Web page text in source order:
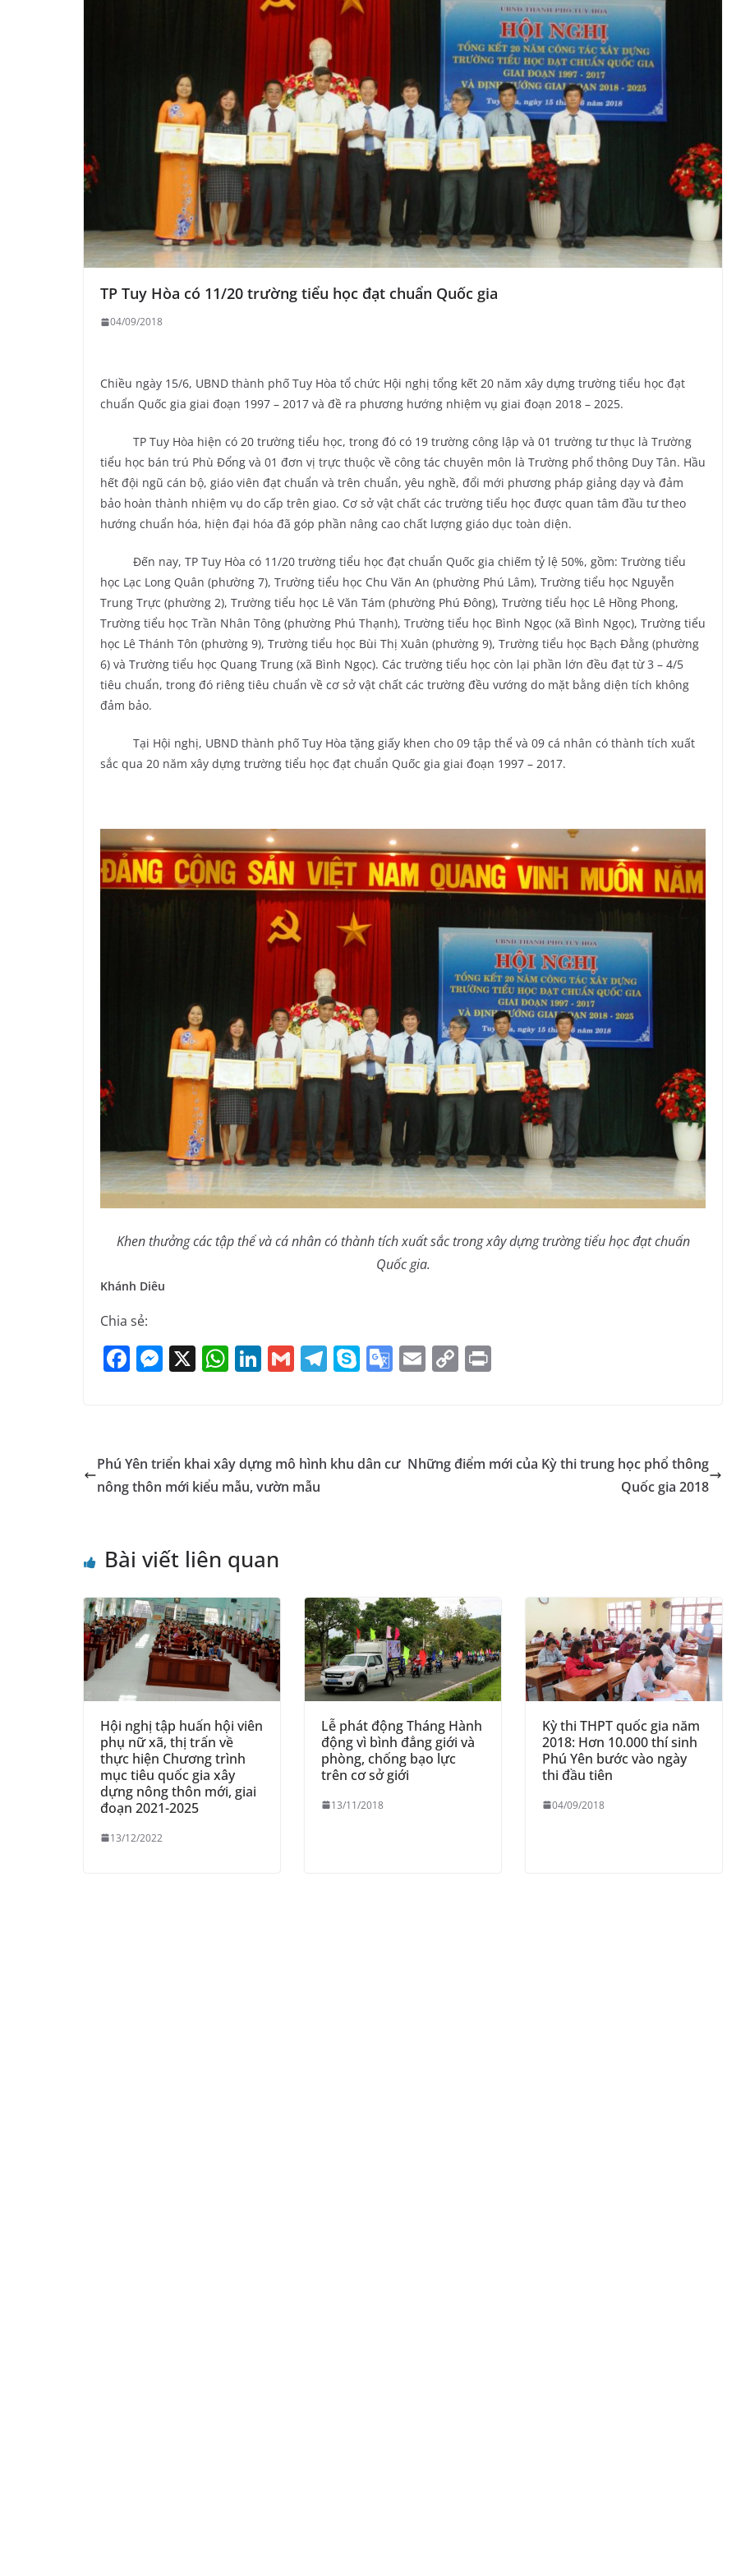
TP Tuy Hòa có 11/20 trường tiểu học đạt chuẩn Quốc gia
04/09/2018
Chiều ngày 15/6, UBND thành phố Tuy Hòa tổ chức Hội nghị tổng kết 20 năm xây dựng trường tiểu học đạt
chuẩn Quốc gia giai đoạn 1997 – 2017 và đề ra phương hướng nhiệm vụ giai đoạn 2018 – 2025.
TP Tuy Hòa hiện có 20 trường tiểu học, trong đó có 19 trường công lập và 01 trường tư thục là Trường
tiểu học bán trú Phù Đổng và 01 đơn vị trực thuộc về công tác chuyên môn là Trường phổ thông Duy Tân. Hầu
hết đội ngũ cán bộ, giáo viên đạt chuẩn và trên chuẩn, yêu nghề, đổi mới phương pháp giảng dạy và đảm
bảo hoàn thành nhiệm vụ do cấp trên giao. Cơ sở vật chất các trường tiểu học được quan tâm đầu tư theo
hướng chuẩn hóa, hiện đại hóa đã góp phần nâng cao chất lượng giáo dục toàn diện.
Đến nay, TP Tuy Hòa có 11/20 trường tiểu học đạt chuẩn Quốc gia chiếm tỷ lệ 50%, gồm: Trường tiểu
học Lạc Long Quân (phường 7), Trường tiểu học Chu Văn An (phường Phú Lâm), Trường tiểu học Nguyễn
Trung Trực (phường 2), Trường tiểu học Lê Văn Tám (phường Phú Đông), Trường tiểu học Lê Hồng Phong,
Trường tiểu học Trần Nhân Tông (phường Phú Thạnh), Trường tiểu học Bình Ngọc (xã Bình Ngọc), Trường tiểu
học Lê Thánh Tôn (phường 9), Trường tiểu học Bùi Thị Xuân (phường 9), Trường tiểu học Bạch Đằng (phường
6) và Trường tiểu học Quang Trung (xã Bình Ngọc). Các trường tiểu học còn lại phần lớn đều đạt từ 3 – 4/5
tiêu chuẩn, trong đó riêng tiêu chuẩn về cơ sở vật chất các trường đều vướng do mặt bằng diện tích không
đảm bảo.
Tại Hội nghị, UBND thành phố Tuy Hòa tặng giấy khen cho 09 tập thể và 09 cá nhân có thành tích xuất
sắc qua 20 năm xây dựng trường tiểu học đạt chuẩn Quốc gia giai đoạn 1997 – 2017.
Khen thưởng các tập thể và cá nhân có thành tích xuất sắc trong xây dựng trường tiểu học đạt chuẩn
Quốc gia.
Khánh Diêu
Chia sẻ:
F
b
o
k
M
n
g
X W
A
p
Li
dI
n
G T
a
S
e
G
e
at
e
E C
Li
Phú Yên triển khai xây dựng mô hình khu dân cư
nông thôn mới kiểu mẫu, vườn mẫu
Những điểm mới của Kỳ thi trung học phổ thông
Quốc gia 2018
Bài viết liên quan
Hội nghị tập huấn hội viên
phụ nữ xã, thị trấn về
thực hiện Chương trình
mục tiêu quốc gia xây
dựng nông thôn mới, giai
đoạn 2021-2025
13/12/2022
Lễ phát động Tháng Hành
động vì bình đẳng giới và
phòng, chống bạo lực
trên cơ sở giới
13/11/2018
Kỳ thi THPT quốc gia năm
2018: Hơn 10.000 thí sinh
Phú Yên bước vào ngày
thi đầu tiên
04/09/2018